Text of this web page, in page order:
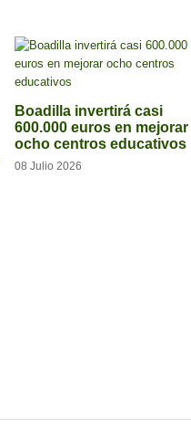
Boadilla invertirá casi
600.000 euros en mejorar
ocho centros educativos
08 Julio 2026